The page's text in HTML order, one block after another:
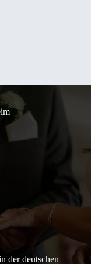
der deutschen